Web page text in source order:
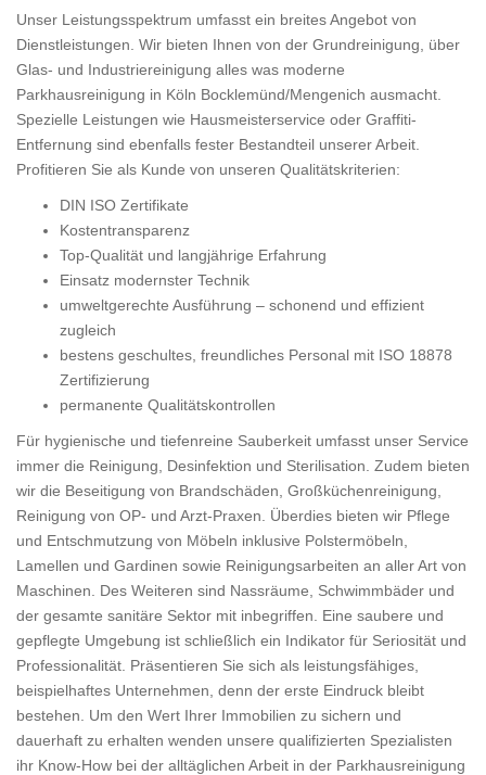
Unser Leistungsspektrum umfasst ein breites Angebot von
Dienstleistungen. Wir bieten Ihnen von der Grundreinigung, über
Glas- und Industriereinigung alles was moderne
Parkhausreinigung in Köln Bocklemünd/Mengenich ausmacht.
Spezielle Leistungen wie Hausmeisterservice oder Graffiti-
Entfernung sind ebenfalls fester Bestandteil unserer Arbeit.
Profitieren Sie als Kunde von unseren Qualitätskriterien:
DIN ISO Zertifikate
Kostentransparenz
Top-Qualität und langjährige Erfahrung
Einsatz modernster Technik
umweltgerechte Ausführung – schonend und effizient
zugleich
bestens geschultes, freundliches Personal mit ISO 18878
Zertifizierung
permanente Qualitätskontrollen
Für hygienische und tiefenreine Sauberkeit umfasst unser Service
immer die Reinigung, Desinfektion und Sterilisation. Zudem bieten
wir die Beseitigung von Brandschäden, Großküchenreinigung,
Reinigung von OP- und Arzt-Praxen. Überdies bieten wir Pflege
und Entschmutzung von Möbeln inklusive Polstermöbeln,
Lamellen und Gardinen sowie Reinigungsarbeiten an aller Art von
Maschinen. Des Weiteren sind Nassräume, Schwimmbäder und
der gesamte sanitäre Sektor mit inbegriffen. Eine saubere und
gepflegte Umgebung ist schließlich ein Indikator für Seriosität und
Professionalität. Präsentieren Sie sich als leistungsfähiges,
beispielhaftes Unternehmen, denn der erste Eindruck bleibt
bestehen. Um den Wert Ihrer Immobilien zu sichern und
dauerhaft zu erhalten wenden unsere qualifizierten Spezialisten
ihr Know-How bei der alltäglichen Arbeit in der Parkhausreinigung